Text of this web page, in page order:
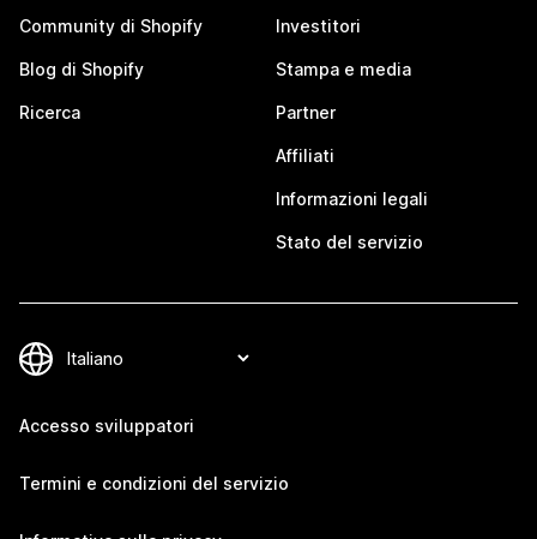
Community di Shopify
Blog di Shopify
Ricerca
Investitori
Stampa e media
Partner
Affiliati
Informazioni legali
Stato del servizio
Accesso sviluppatori
Termini e condizioni del servizio